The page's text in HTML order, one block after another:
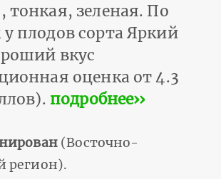
тонкая, зеленая. По
плодов сорта Яркий
вкус
оценка от 4.3
подробнее››
(Восточно-
регион).